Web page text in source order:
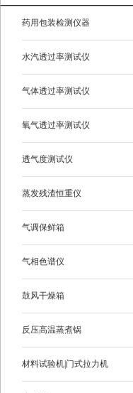
药用包装检测仪器
水汽透过率测试仪
气体透过率测试仪
氧气透过率测试仪
透气度测试仪
蒸发残渣恒重仪
气调保鲜箱
气相色谱仪
鼓风干燥箱
反压高温蒸煮锅
材料试验机|门式拉力机